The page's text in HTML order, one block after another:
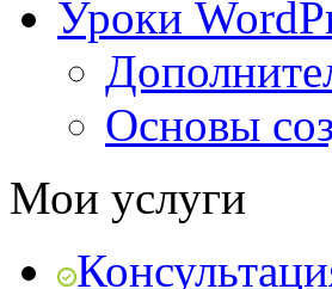
Уроки
Основы
Мои услуги